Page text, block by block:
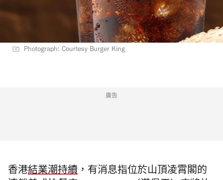
Photograph: Courtesy Burger King
廣告
香港結業潮持續 ，有消息指位於山頂凌霄閣的